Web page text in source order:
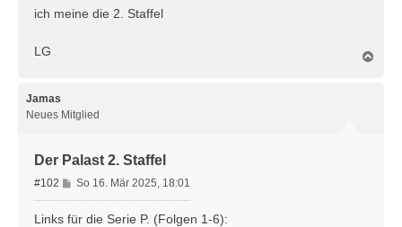
i
ich meine die 2. Staffel
LG
Jamas
Neues Mitglied
Der Palast 2. Staffel
#102
B
e
i
So 16. Mär 2025, 18:01
Links für die Serie P. (Folgen 1-6):